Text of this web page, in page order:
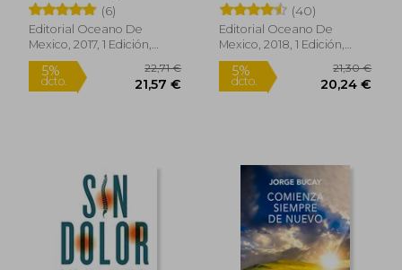
(6)
Editorial Oceano De
Mexico, 2017, 1 Edición,
Tapa Blanda, Nuevo
(40)
Editorial Oceano De
Mexico, 2018, 1 Edición,
Tapa Blanda, Nuevo